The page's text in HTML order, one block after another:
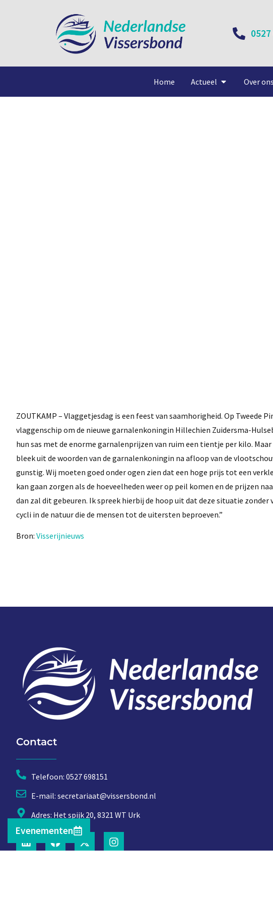
Home Actueel Over ons
ZOUTKAMP – Vlaggetjesdag is een feest van saamhorigheid. Op Tweede
vlaggenschip om de nieuwe garnalenkoningin Hillechien Zuidersma-
hun sas met de enorme garnalenprijzen van ruim een tientje per kilo.
bleek uit de woorden van de garnalenkoningin na afloop van de
gunstig. Wij moeten goed onder ogen zien dat een hoge prijs tot een
kan gaan zorgen als de hoeveelheden weer op peil komen en de prijzen
dan zal dit gebeuren. Ik spreek hierbij de hoop uit dat deze situatie
cycli in de natuur die de mensen tot de uitersten beproeven.”
Bron: Visserijnieuws
Contact
Telefoon: 0527 698151
E-mail: secretariaat@vissersbond.nl
Adres: Het spijk 20, 8321 WT Urk
Evenementen